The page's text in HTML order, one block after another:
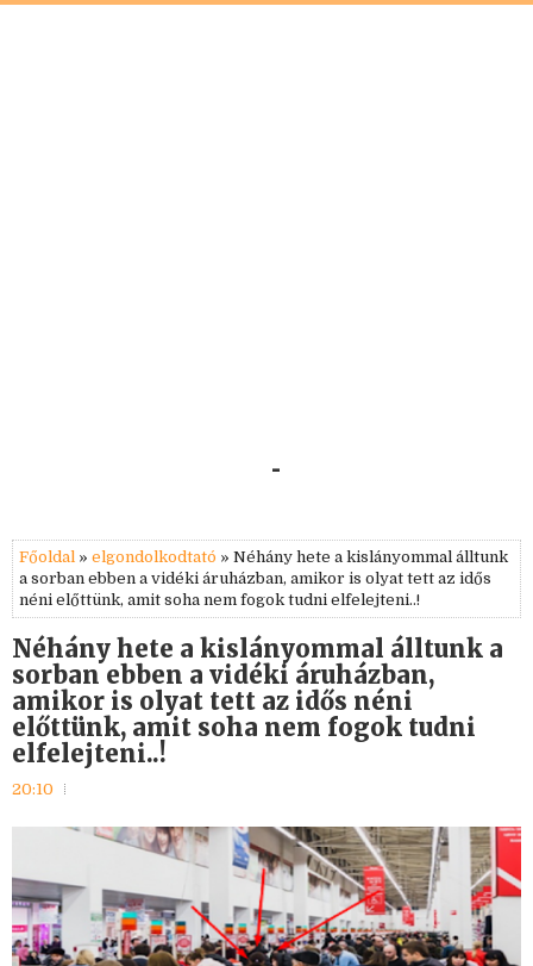
-
Főoldal » elgondolkodtató » Néhány hete a kislányommal álltunk
a sorban ebben a vidéki áruházban, amikor is olyat tett az idős
néni előttünk, amit soha nem fogok tudni elfelejteni..!
Néhány hete a kislányommal álltunk a
sorban ebben a vidéki áruházban,
amikor is olyat tett az idős néni
előttünk, amit soha nem fogok tudni
elfelejteni..!
20:10